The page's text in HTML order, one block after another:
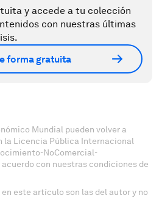
y accede a tu colección
con nuestras últimas
forma gratuita
Mundial pueden volver a
la Licencia Pública Internacional
NoComercial-
con nuestras condiciones de
este artículo son las del autor y no